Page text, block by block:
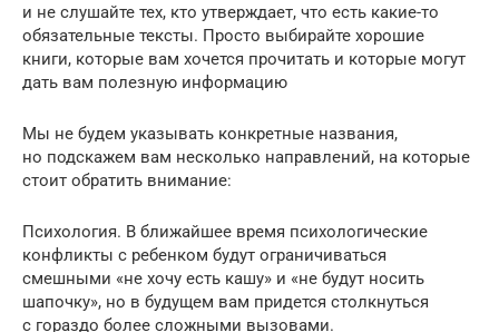
и не слушайте тех, кто утверждает, что есть какие-то
обязательные тексты. Просто выбирайте хорошие
книги, которые вам хочется прочитать и которые могут
дать вам полезную информацию
Мы не будем указывать конкретные названия,
но подскажем вам несколько направлений, на которые
стоит обратить внимание:
Психология. В ближайшее время психологические
конфликты с ребенком будут ограничиваться
смешными «не хочу есть кашу» и «не будут носить
шапочку», но в будущем вам придется столкнуться
с гораздо более сложными вызовами.